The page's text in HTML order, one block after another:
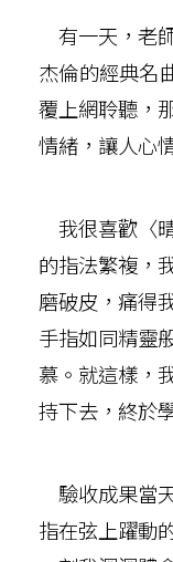
有一天，老
杰倫的經典名
覆上網聆聽，
情緒，讓人心
我很喜歡〈
的指法繁複，
磨破皮，痛得
手指如同精靈
慕。就這樣，
持下去，終於
驗收成果當
指在弦上躍動